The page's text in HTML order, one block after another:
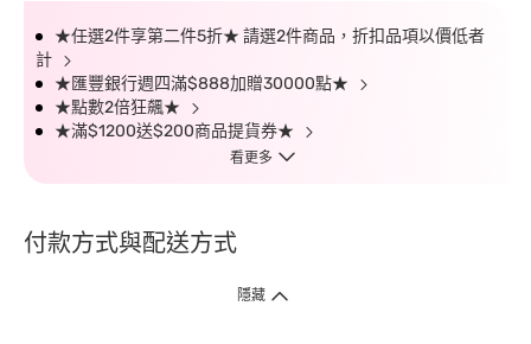
★任選2件享第二件5折★ 請選2件商品，折扣品項以價低者
計
★匯豐銀行週四滿$888加贈30000點★
★點數2倍狂飆★
★滿$1200送$200商品提貨券★
看更多
付款方式與配送方式
隱藏